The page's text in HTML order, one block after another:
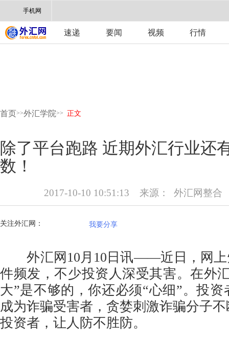
手机网
速递 要闻 视频 行情
首页>>外汇学院>> 正文
除了平台跑路 近期外汇行业还
数！
2017-10-10 10:51:13 来源： 外汇网整合
关注外汇网： 我要分享
外汇网10月10日讯——近日，网上
件频发，不少投资人深受其害。在外
大”是不够的，你还必须“心细”。投
成为诈骗受害者，贪婪刺激诈骗分子
投资者，让人防不胜防。